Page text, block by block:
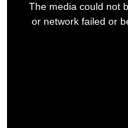
The media could not
or network failed or